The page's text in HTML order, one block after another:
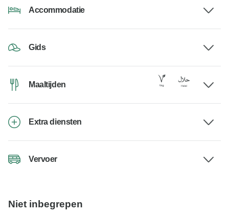
Accommodatie
Gids
Maaltijden
Extra diensten
Vervoer
Niet inbegrepen